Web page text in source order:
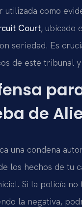
utilizada como
Court, ubicado
seriedad. Es
de este tribunal
de
una condena
los hechos de tu
Si la policía
la negativa,